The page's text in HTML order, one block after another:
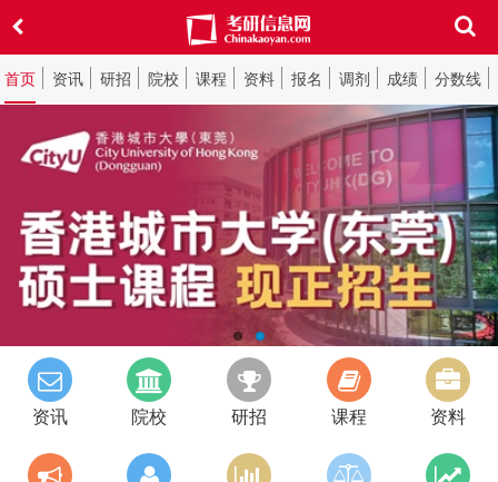
首页 资讯 研招 院校 课程 资料 报名 调剂 成绩 分数线
资讯 院校 研招 课程 资料